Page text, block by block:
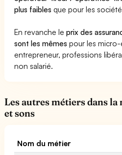
plus faibles que pour les
En revanche leprix des
sont les mêmes pour les
entrepreneur, professions
non salarié.
Les autres métiers dans
et sons
Nom du métier